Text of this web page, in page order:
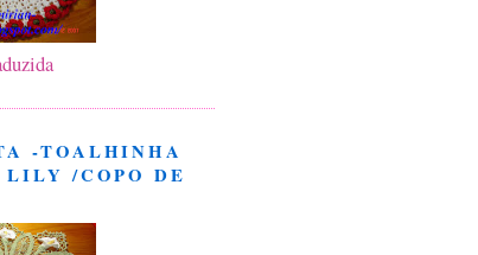
-TOALHINHA
/COPO DE